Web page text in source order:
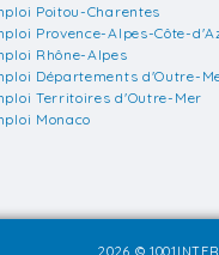
Poitou-Charentes
Provence-Alpes-Côte-
Rhône-Alpes
Départements d'Outre-
Territoires d'Outre-Mer
Monaco
2026 ©